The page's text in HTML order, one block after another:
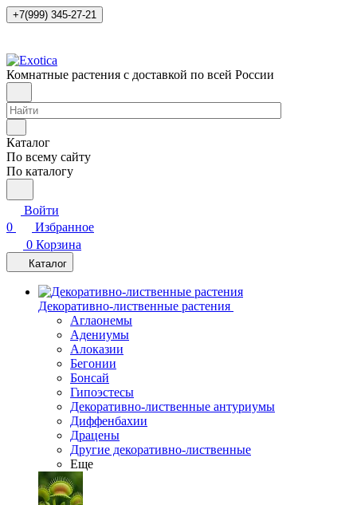
+7(999) 345-27-21
Комнатные растения с доставкой по всей России
Каталог
По всему сайту
По каталогу
Войти
0
Избранное
0 Корзина
Каталог
Декоративно-лиственные растения
Аглаонемы
Адениумы
Алоказии
Бегонии
Бонсай
Гипоэстесы
Декоративно-лиственные антуриумы
Диффенбахии
Драцены
Другие декоративно-лиственные
Еще